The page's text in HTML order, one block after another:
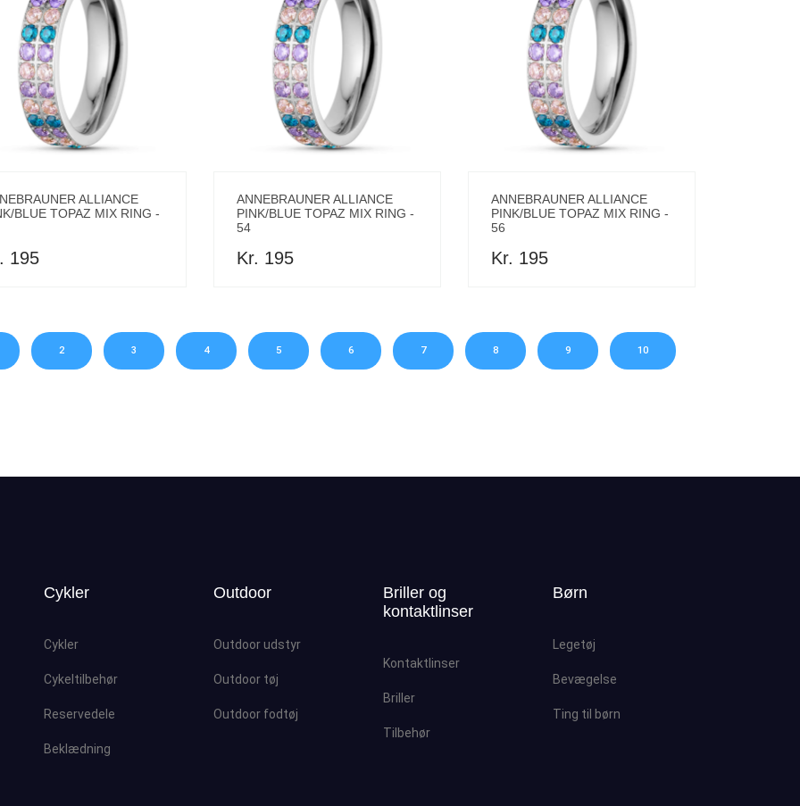
ALLIANCE
BLUE TOPAZ MIX RING -
195
ANNEBRAUNER ALLIANCE
PINK/BLUE TOPAZ MIX RING -
54
Kr. 195
ANNEBRAUNER ALLIANCE
PINK/BLUE TOPAZ MIX RING -
56
Kr. 195
2 3 4 5 6 7 8 9 10
Cykler
Cykler
Cykeltilbehør
Reservedele
Beklædning
Outdoor
Outdoor udstyr
Outdoor tøj
Outdoor fodtøj
Briller og
kontaktlinser
Kontaktlinser
Briller
Tilbehør
Børn
Legetøj
Bevægelse
Ting til børn